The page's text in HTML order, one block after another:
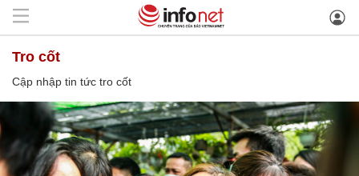
tro cốt
Cập nhập tin tức tro cốt